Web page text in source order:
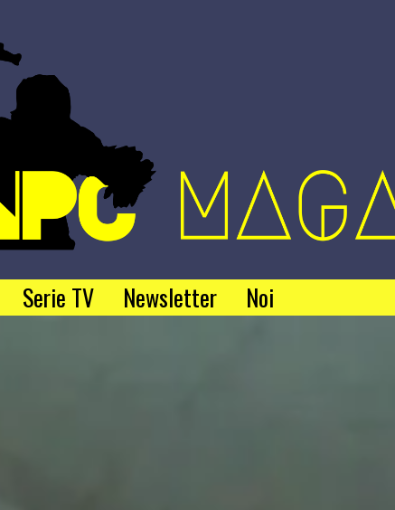
Serie TV Newsletter Noi